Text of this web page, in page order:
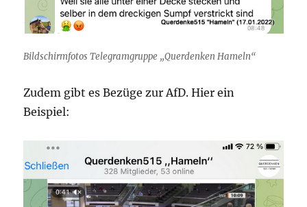
Bildschirmfotos Telegramgruppe „Querdenken Hameln“
Zudem gibt es Bezüge zur AfD. Hier ein
Beispiel: